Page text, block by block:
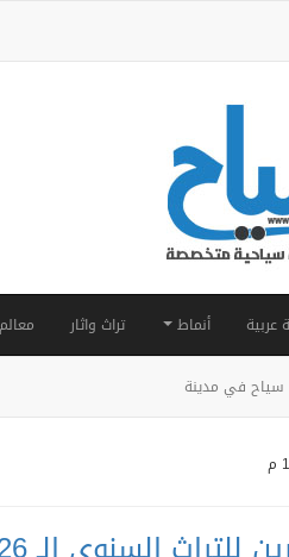
عربية أنماط تراث واثار
سياح في مدينة